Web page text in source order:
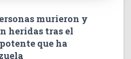
murieron y
heridas tras el
que ha